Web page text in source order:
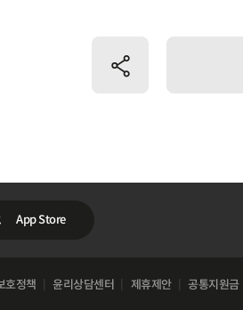
공유하기
App Store
호정책 윤리상담센터 제휴제안 공통지원금